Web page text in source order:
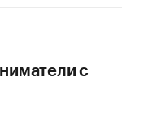
с